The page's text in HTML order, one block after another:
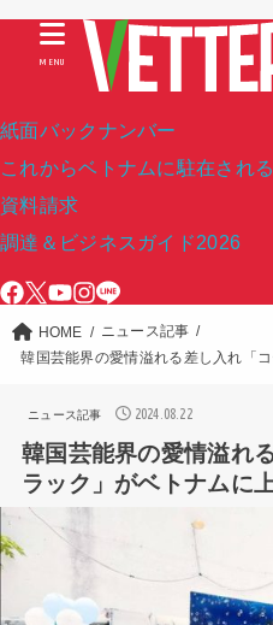
紙面バックナンバー
これからベトナムに駐在され
資料請求
調達＆ビジネスガイド2026
MENU
HOME
ニュース記事
韓国芸能界の愛情溢れる差し入れ「
ニュース記事 2024.08.22
韓国芸能界の愛情溢れ
ラック」がベトナムに